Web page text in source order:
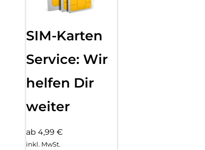
SIM-Karten
Service: Wir
helfen Dir
weiter
ab 4,99 €
inkl. MwSt.